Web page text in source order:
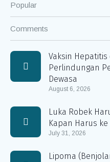
Popular
Comments
Vaksin
Perlindungan
Dewasa
August 6, 2026
Luka Robek
Kapan Harus
July 31, 2026
Lipoma